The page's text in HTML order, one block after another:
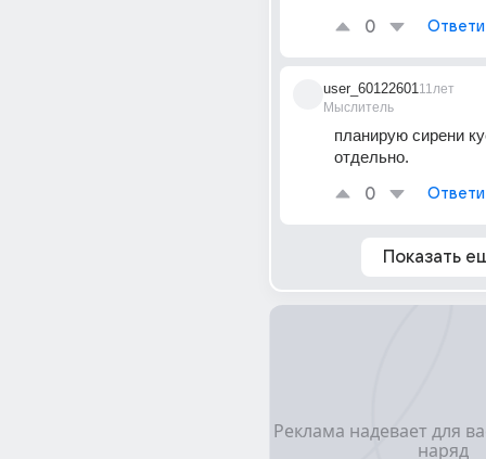
0
user_60122601
Мыслитель
11лет
планирую сирени
отдельно.
0
Показать